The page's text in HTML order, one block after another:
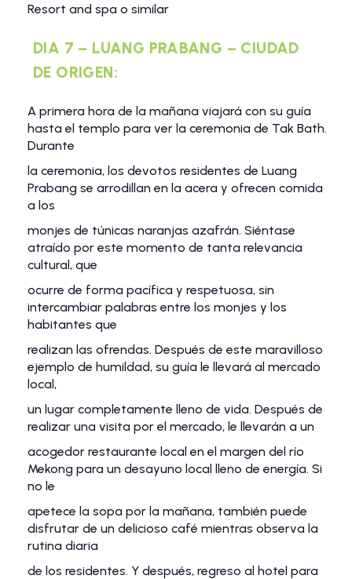
Resort and spa o similar
DIA 7 – LUANG PRABANG – CIUDAD
DE ORIGEN:
A primera hora de la mañana viajará con su guía
hasta el templo para ver la ceremonia de Tak Bath.
Durante
la ceremonia, los devotos residentes de Luang
Prabang se arrodillan en la acera y ofrecen comida
a los
monjes de túnicas naranjas azafrán. Siéntase
atraído por este momento de tanta relevancia
cultural, que
ocurre de forma pacífica y respetuosa, sin
intercambiar palabras entre los monjes y los
habitantes que
realizan las ofrendas. Después de este maravilloso
ejemplo de humildad, su guía le llevará al mercado
local,
un lugar completamente lleno de vida. Después de
realizar una visita por el mercado, le llevarán a un
acogedor restaurante local en el margen del río
Mekong para un desayuno local lleno de energía. Si
no le
apetece la sopa por la mañana, también puede
disfrutar de un delicioso café mientras observa la
rutina diaria
de los residentes. Y después, regreso al hotel para